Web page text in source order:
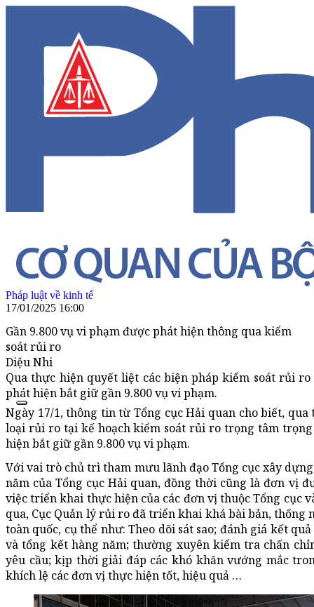
Pháp luật về kinh tế
17/01/2025 16:00
Gần 9.800 vụ vi phạm được phát hiện thông qua kiểm
soát rủi ro
Diệu Nhi
Qua thực hiện quyết liệt các biện pháp kiểm soát rủi
phát hiện bắt giữ gần 9.800 vụ vi phạm.
Ngày 17/1, thông tin từ Tổng cục Hải quan cho biết,
loại rủi ro tại kế hoạch kiểm soát rủi ro trọng tâm trọng
hiện bắt giữ gần 9.800 vụ vi phạm.
Với vai trò chủ trì tham mưu lãnh đạo Tổng cục xây
năm của Tổng cục Hải quan, đồng thời cũng là đơn vị
việc triển khai thực hiện của các đơn vị thuộc Tổng cục
qua, Cục Quản lý rủi ro đã triển khai khá bài bản,
toàn quốc, cụ thể như: Theo dõi sát sao; đánh giá kết
và tổng kết hàng năm; thường xuyên kiểm tra chấn
yêu cầu; kịp thời giải đáp các khó khăn vướng mắc
khích lệ các đơn vị thực hiện tốt, hiệu quả …